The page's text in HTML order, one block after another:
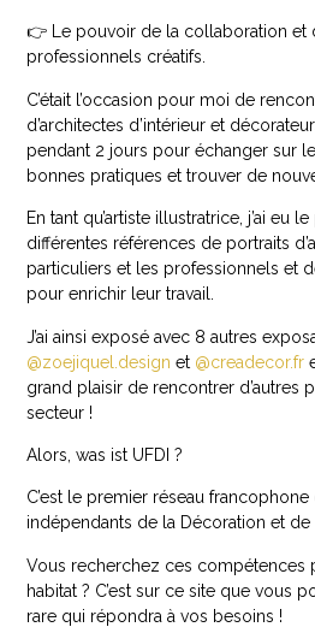
👉 Le pouvoir de la collaboration et
professionnels créatifs.
C’était l’occasion pour moi de
d’architectes d’intérieur et
pendant 2 jours pour échanger sur
bonnes pratiques et trouver de
En tant qu’artiste illustratrice, j’ai eu
différentes références de portraits
particuliers et les professionnels et
pour enrichir leur travail.
J’ai ainsi exposé avec 8 autres
@zoejiquel.design et @creadecor.fr
grand plaisir de rencontrer d’autres
secteur !
Alors, was ist UFDI ?
C’est le premier réseau
indépendants de la Décoration et de
Vous recherchez ces compétences
habitat ? C’est sur ce site que vous
rare qui répondra à vos besoins !